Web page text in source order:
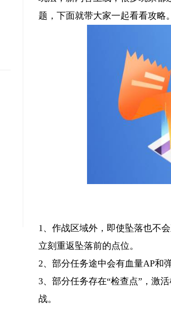
题，下面就带大家一起看看攻略。
1、作战区域外，即使坠落也不
立刻重返坠落前的点位。
2、部分任务途中会有血量AP和
3、部分任务存在“检查点”，激
战。